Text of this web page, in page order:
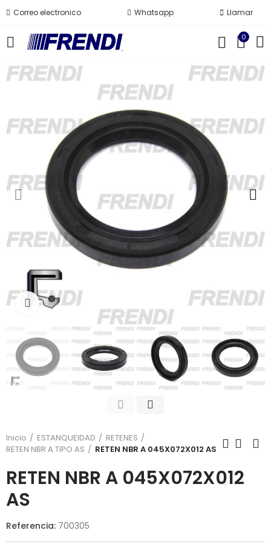
Correo electronico Whatsapp Llamar
0
Click para agrandar
Inicio ESTANQUEIDAD
RETENES
RETEN NBR A TIPO AS
RETEN NBR A 045X072X012 AS
RETEN NBR A 045X072X012
AS
Referencia: 700305